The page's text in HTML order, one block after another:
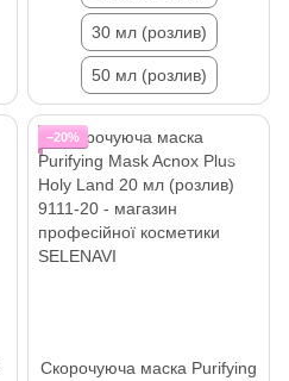
30 мл (розлив)
50 мл (розлив)
−20%
Скорочуюча маска Purifying